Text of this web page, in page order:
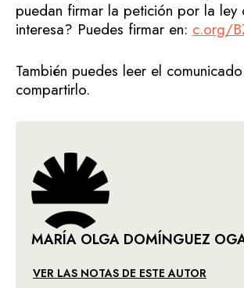
puedan firmar la petición por la ley
interesa? Puedes firmar en: c.org/
También puedes leer el
compartirlo.
MARÍA OLGA DOMÍNGUEZ
VER LAS NOTAS DE ESTE AUTOR